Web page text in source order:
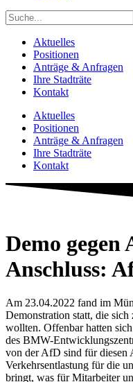
Aktuelles
Positionen
Anträge & Anfragen
Ihre Stadträte
Kontakt
Aktuelles
Positionen
Anträge & Anfragen
Ihre Stadträte
Kontakt
Demo gegen
Anschluss:
Am 23.04.2022 fand im
Demonstration statt, die
wollten. Offenbar hatten
des BMW-
von der AfD sind für diesen
Verkehrsentlastung für die
bringt, was für Mitarbeiter